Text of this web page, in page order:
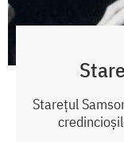
Starețul